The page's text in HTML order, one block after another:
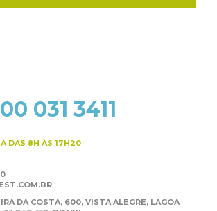
031 3411
DAS 8H ÀS 17H20
DA COSTA, 600, VISTA ALEGRE, LAGOA